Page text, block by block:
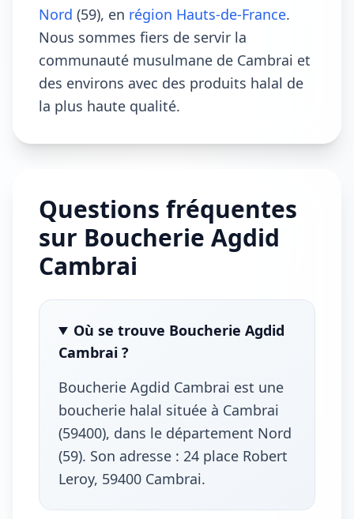
Nord (59), en région Hauts-de-France.
Nous sommes fiers de servir la
communauté musulmane de Cambrai et
des environs avec des produits halal de
la plus haute qualité.
Questions fréquentes
sur Boucherie Agdid
Cambrai
Où se trouve Boucherie Agdid
Cambrai ?
Boucherie Agdid Cambrai est une
boucherie halal située à Cambrai
(59400), dans le département Nord
(59). Son adresse : 24 place Robert
Leroy, 59400 Cambrai.